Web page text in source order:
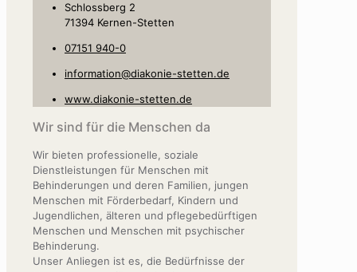
Schlossberg 2
71394 Kernen-Stetten
07151 940-0
information@diakonie-stetten.de
www.diakonie-stetten.de
Wir sind für die Menschen da
Wir bieten professionelle, soziale
Dienstleistungen für Menschen mit
Behinderungen und deren Familien, jungen
Menschen mit Förderbedarf, Kindern und
Jugendlichen, älteren und pflegebedürftigen
Menschen und Menschen mit psychischer
Behinderung.
Unser Anliegen ist es, die Bedürfnisse der